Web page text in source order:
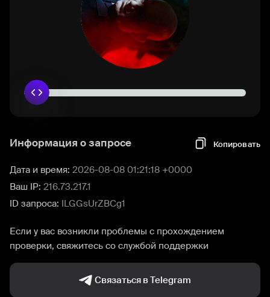
Информация о запросе Копировать
Дата и время: 2026-08-08 01:21:18 +0000
Ваш IP: 216.73.217.1
ID запроса: ILGGsUrZBCg1
Если у вас возникли проблемы с прохождением
проверки, свяжитесь со службой поддержки
Связаться в Telegram